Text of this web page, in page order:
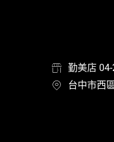
勤美店
台中市西